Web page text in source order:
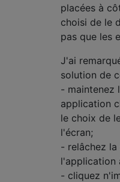
placées à
choisi de le
pas que les
J'ai
solution de
- maintenez
application
le choix de
l'écran;
- relâchez
l'application
- cliquez